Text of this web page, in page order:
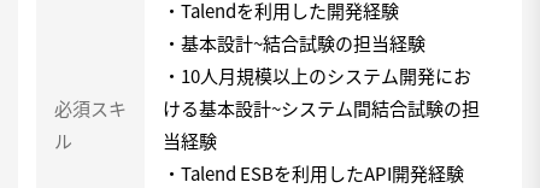
必須スキ
ル
・Talendを利用した開発経験
・基本設計~結合試験の担当経験
・10人月規模以上のシステム開発にお
ける基本設計~システム間結合試験の担
当経験
・Talend ESBを利用したAPI開発経験